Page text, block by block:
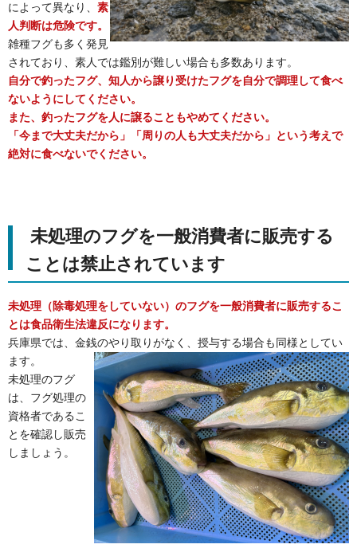
によって異なり、 素
人判断は危険です。
雑種フグも多く発見
されており、素人では鑑別が難しい場合も多数あります。
自分で釣ったフグ、知人から譲り受けたフグを自分で調理して食べ
ないようにしてください。
また、釣ったフグを人に譲ることもやめてください。
「今まで大丈夫だから」「周りの人も大丈夫だから」という考えで
絶対に食べないでください。
未処理のフグを一般消費者に販売する
ことは禁止されています
未処理（除毒処理をしていない）のフグを一般消費者に販売するこ
とは食品衛生法違反になります。
兵庫県では、金銭のやり取りがなく、授与する場合も同様としてい
ます。
未処理のフグ
は、フグ処理の
資格者であるこ
とを確認し販売
しましょう。